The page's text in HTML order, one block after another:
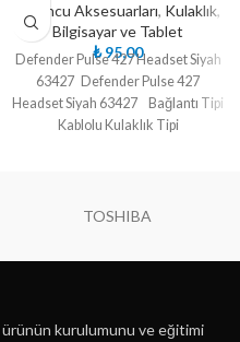
Oyuncu Aksesuarları, Kulaklık,
Bilgisayar ve Tablet
₺95,00
Defender Pulse 427 Headset Siyah
63427 Defender Pulse 427
Headset Siyah 63427 Bağlantı Tipi
Kablolu Kulaklık Tipi
TOSHIBA
ürünün kurulumunu ve eğitimi